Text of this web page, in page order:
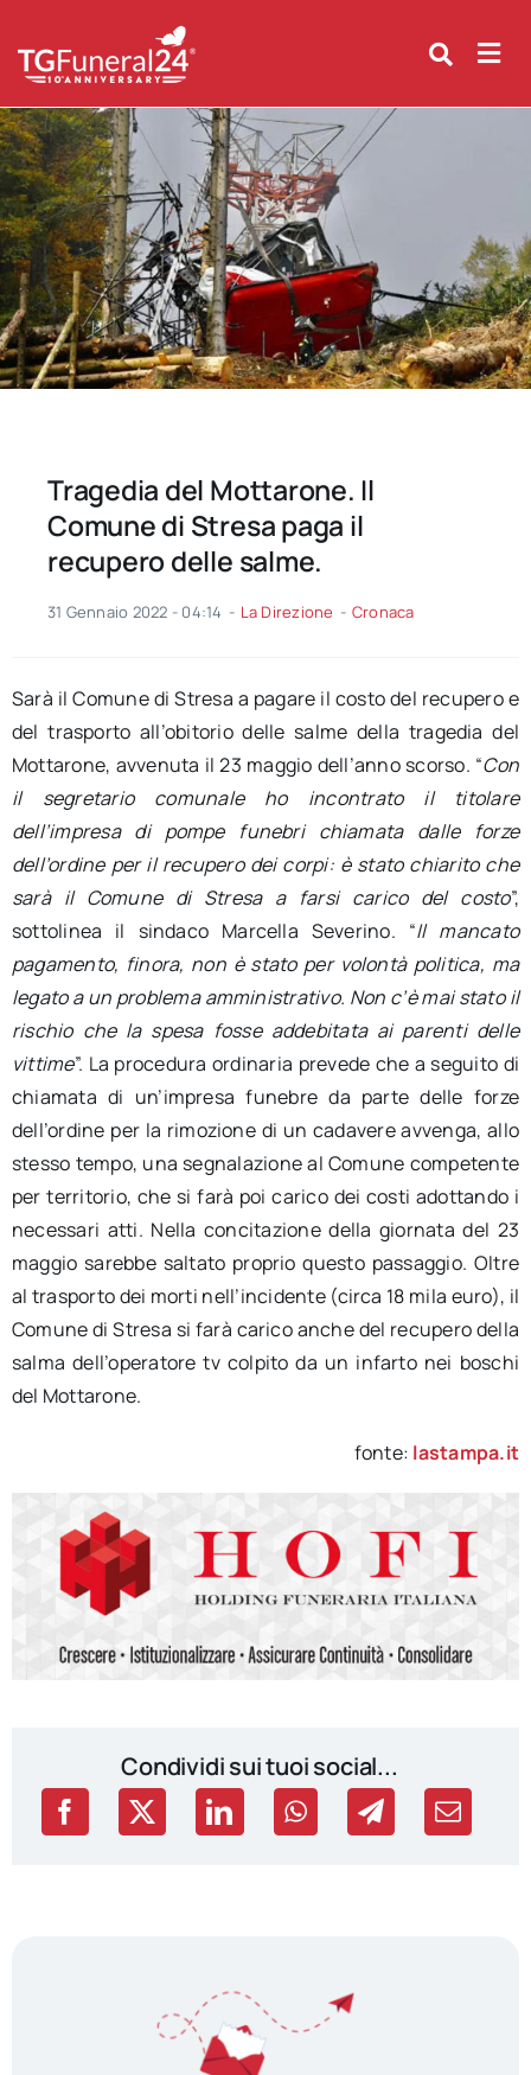
content
Tragedia del Mottarone. Il
Comune di Stresa paga il
recupero delle salme.
31 Gennaio 2022 - 04:14 - La Direzione - Cronaca
Sarà il Comune di Stresa a pagare il costo del recupero e
del trasporto all’obitorio delle salme della tragedia del
Mottarone, avvenuta il 23 maggio dell’anno scorso. “Con
il segretario comunale ho incontrato il titolare
dell’impresa di pompe funebri chiamata dalle forze
dell’ordine per il recupero dei corpi: è stato chiarito che
sarà il Comune di Stresa a farsi carico del costo”,
sottolinea il sindaco Marcella Severino. “Il mancato
pagamento, finora, non è stato per volontà politica, ma
legato a un problema amministrativo. Non c’è mai stato il
rischio che la spesa fosse addebitata ai parenti delle
vittime”. La procedura ordinaria prevede che a seguito di
chiamata di un’impresa funebre da parte delle forze
dell’ordine per la rimozione di un cadavere avvenga, allo
stesso tempo, una segnalazione al Comune competente
per territorio, che si farà poi carico dei costi adottando i
necessari atti. Nella concitazione della giornata del 23
maggio sarebbe saltato proprio questo passaggio. Oltre
al trasporto dei morti nell’incidente (circa 18 mila euro), il
Comune di Stresa si farà carico anche del recupero della
salma dell’operatore tv colpito da un infarto nei boschi
del Mottarone.
fonte: lastampa.it
Condividi sui tuoi social...